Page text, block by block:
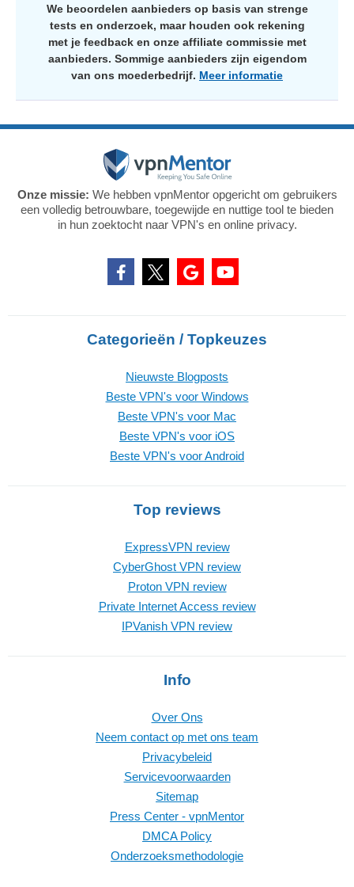
We beoordelen aanbieders op basis van strenge
tests en onderzoek, maar houden ook rekening
met je feedback en onze affiliate commissie met
aanbieders. Sommige aanbieders zijn eigendom
van ons moederbedrijf. Meer informatie
Onze missie: We hebben vpnMentor opgericht om gebruikers
een volledig betrouwbare, toegewijde en nuttige tool te bieden
in hun zoektocht naar VPN's en online privacy.
Categorieën / Topkeuzes
Nieuwste Blogposts
Beste VPN's voor Windows
Beste VPN's voor Mac
Beste VPN's voor iOS
Beste VPN's voor Android
Top reviews
ExpressVPN review
CyberGhost VPN review
Proton VPN review
Private Internet Access review
IPVanish VPN review
Info
Over Ons
Neem contact op met ons team
Privacybeleid
Servicevoorwaarden
Sitemap
Press Center - vpnMentor
DMCA Policy
Onderzoeksmethodologie